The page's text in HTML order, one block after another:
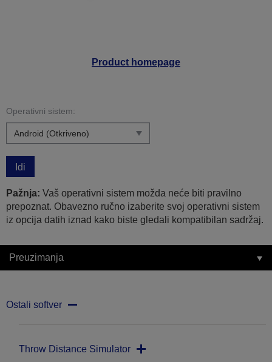
Product homepage
Operativni sistem:
Idi
Pažnja: Vaš operativni sistem možda neće biti pravilno
prepoznat. Obavezno ručno izaberite svoj operativni sistem
iz opcija datih iznad kako biste gledali kompatibilan sadržaj.
Preuzimanja
Ostali softver
Throw Distance Simulator